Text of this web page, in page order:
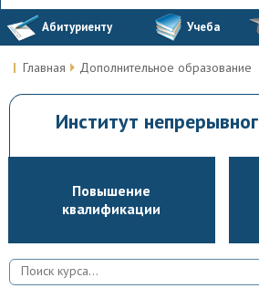
Абитуриенту Учеба
Главная Дополнительное образование
Институт
Повышение
квалификации